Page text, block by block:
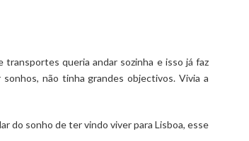
transportes queria andar sozinha e isso já faz
não tinha grandes objectivos. Vivia a
do sonho de ter vindo viver para Lisboa, esse